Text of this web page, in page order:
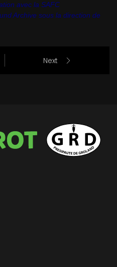
avec la SAFC
Archive sous la direction de
Next